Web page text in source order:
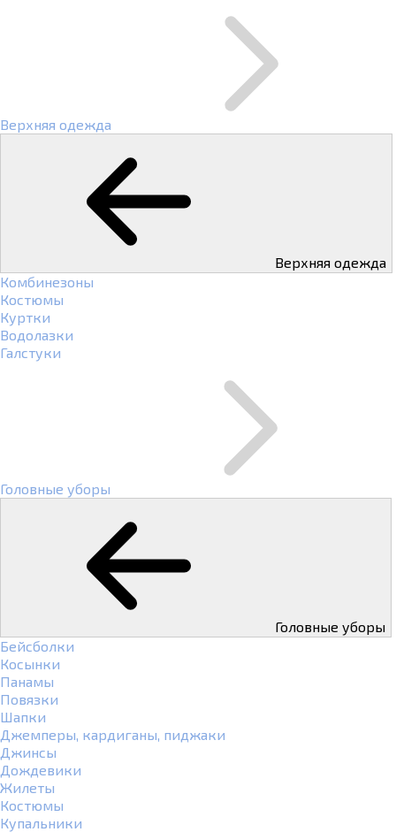
Верхняя одежда
Верхняя одежда
Комбинезоны
Костюмы
Куртки
Водолазки
Галстуки
Головные уборы
Головные уборы
Бейсболки
Косынки
Панамы
Повязки
Шапки
Джемперы, кардиганы, пиджаки
Джинсы
Дождевики
Жилеты
Костюмы
Купальники